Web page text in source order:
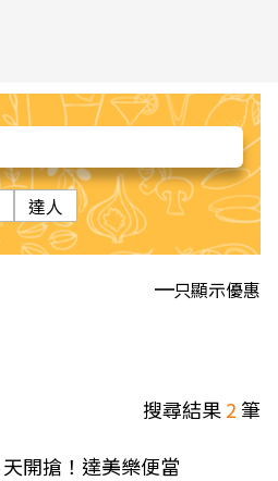
達人
只顯示優惠
搜尋結果2筆
開搶！達美樂便當